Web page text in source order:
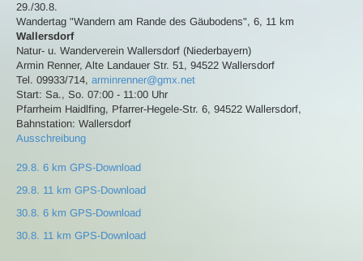
29./30.8.
Wandertag "Wandern am Rande des Gäubodens", 6, 11 km
Wallersdorf
Natur- u. Wanderverein Wallersdorf (Niederbayern)
Armin Renner, Alte Landauer Str. 51, 94522 Wallersdorf
Tel. 09933/714, arminrenner@gmx.net
Start: Sa., So. 07:00 - 11:00 Uhr
Pfarrheim Haidlfing, Pfarrer-Hegele-Str. 6, 94522 Wallersdorf,
Bahnstation: Wallersdorf
Ausschreibung
29.8. 6 km GPS-Download
29.8. 11 km GPS-Download
30.8. 6 km GPS-Download
30.8. 11 km GPS-Download